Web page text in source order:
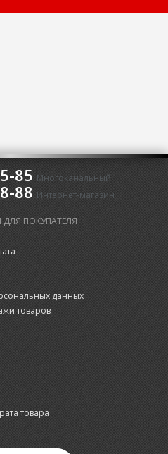
85 Многоканальный
88 Интернет-магазин
ПОКУПАТЕЛЯ
данных
товаров
товара